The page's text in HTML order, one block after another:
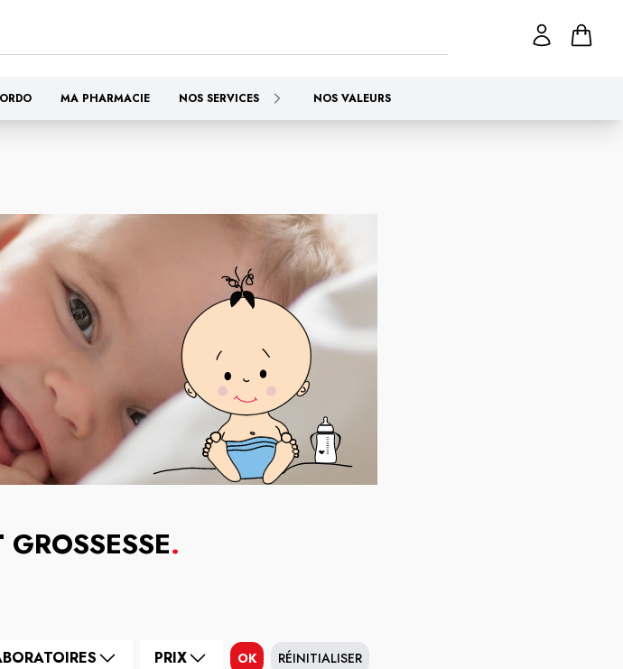
MA PHARMACIE NOS SERVICES NOS VALEURS
.
PRIX OK RÉINITIALISER